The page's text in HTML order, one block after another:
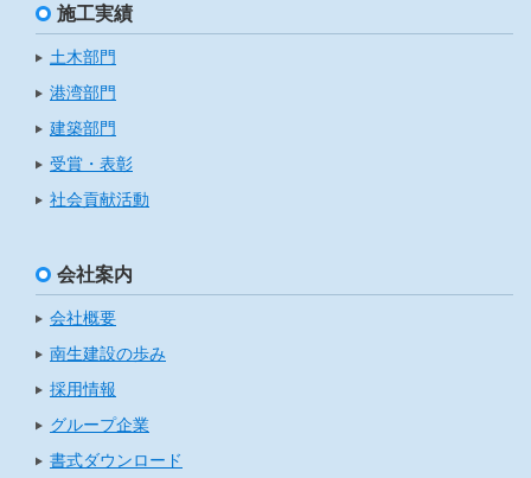
施工実績
土木部門
港湾部門
建築部門
受賞・表彰
社会貢献活動
会社案内
会社概要
南生建設の歩み
採用情報
グループ企業
書式ダウンロード